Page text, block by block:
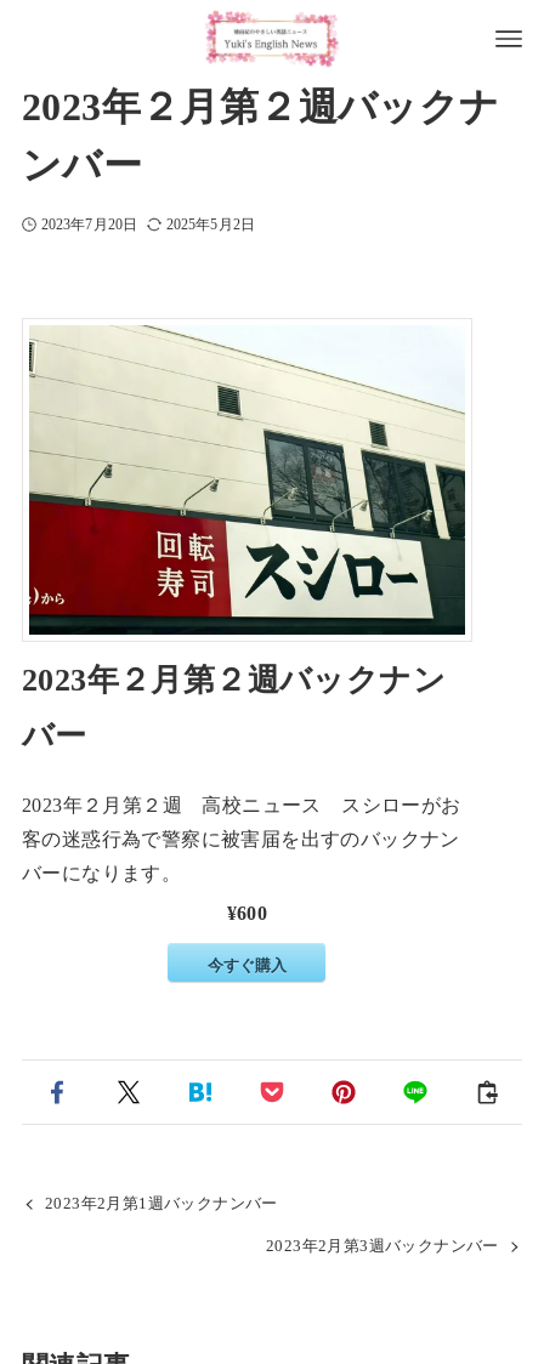
2023年２月第２週バックナ
ンバー
2023年7月20日 2025年5月2日
2023年２月第２週バックナン
バー
2023年２月第２週 高校ニュース スシローがお
客の迷惑行為で警察に被害届を出すのバックナン
バーになります。
¥600
今すぐ購入
2023年2月第1週バックナンバー
2023年2月第3週バックナンバー